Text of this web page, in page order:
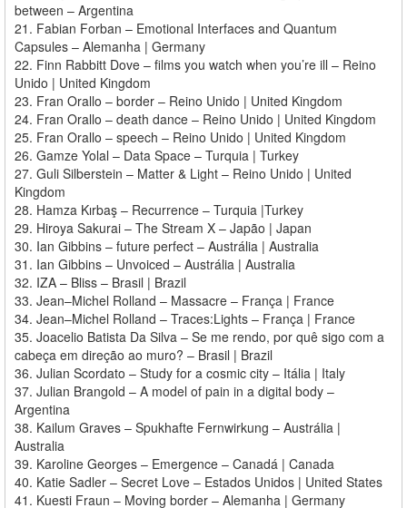
between – Argentina
21. Fabian Forban – Emotional Interfaces and Quantum
Capsules – Alemanha | Germany
22. Finn Rabbitt Dove – films you watch when you’re ill – Reino
Unido | United Kingdom
23. Fran Orallo – border – Reino Unido | United Kingdom
24. Fran Orallo – death dance – Reino Unido | United Kingdom
25. Fran Orallo – speech – Reino Unido | United Kingdom
26. Gamze Yolal – Data Space – Turquia | Turkey
27. Guli Silberstein – Matter & Light – Reino Unido | United
Kingdom
28. Hamza Kırbaş – Recurrence – Turquia |Turkey
29. Hiroya Sakurai – The Stream X – Japão | Japan
30. Ian Gibbins – future perfect – Austrália | Australia
31. Ian Gibbins – Unvoiced – Austrália | Australia
32. IZA – Bliss – Brasil | Brazil
33. Jean–Michel Rolland – Massacre – França | France
34. Jean–Michel Rolland – Traces:Lights – França | France
35. Joacelio Batista Da Silva – Se me rendo, por quê sigo com a
cabeça em direção ao muro? – Brasil | Brazil
36. Julian Scordato – Study for a cosmic city – Itália | Italy
37. Julian Brangold – A model of pain in a digital body –
Argentina
38. Kailum Graves – Spukhafte Fernwirkung – Austrália |
Australia
39. Karoline Georges – Emergence – Canadá | Canada
40. Katie Sadler – Secret Love – Estados Unidos | United States
41. Kuesti Fraun – Moving border – Alemanha | Germany